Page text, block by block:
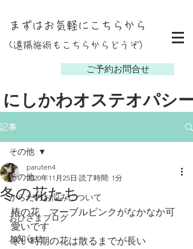
ご予約お問合せ
にしかわオステオパシー
まずはお気軽にこちらから
(遠隔施術もこちらからどうぞ）
記事
その他
からだのお悩みについて
おひさまブログ
お知らせ
その他
冬の花たち
paruten4
2020年11月25日 読了時間: 1分
椿の花　マーブルピンクがなかなか可
愛いです
寒い時期の花は散るまでが長い